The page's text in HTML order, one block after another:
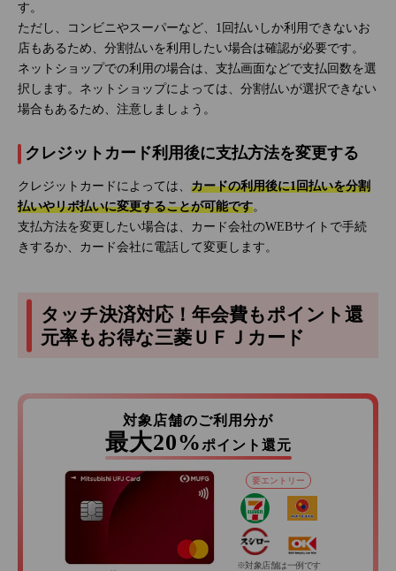
す。
ただし、コンビニやスーパーなど、1回払いしか利用できないお
店もあるため、分割払いを利用したい場合は確認が必要です。
ネットショップでの利用の場合は、支払画面などで支払回数を選
択します。ネットショップによっては、分割払いが選択できない
場合もあるため、注意しましょう。
クレジットカード利用後に支払方法を変更する
クレジットカードによっては、 カードの利用後に1回払いを分割
払いやリボ払いに変更することが可能です。
支払方法を変更したい場合は、カード会社のWEBサイトで手続
きするか、カード会社に電話して変更します。
タッチ決済対応！年会費もポイント還
元率もお得な三菱ＵＦＪカード
対象店舗のご利用分が
最大20% ポイント還元
要エントリー
※対象店舗は一例です